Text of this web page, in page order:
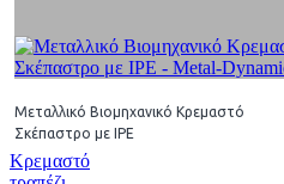
Μεταλλικό Βιομηχανικό Κρεμαστό
Σκέπαστρο με IPE
Πλοήγηση
Κρεμαστό